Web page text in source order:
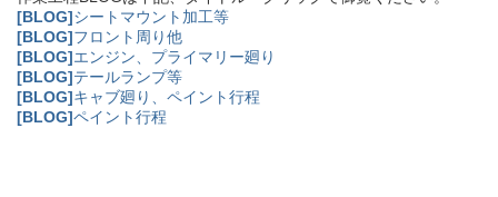
[BLOG]シートマウント加工等
[BLOG]フロント周り他
[BLOG]エンジン、プライマリー廻り
[BLOG]テールランプ等
[BLOG]キャブ廻り、ペイント行程
[BLOG]ペイント行程